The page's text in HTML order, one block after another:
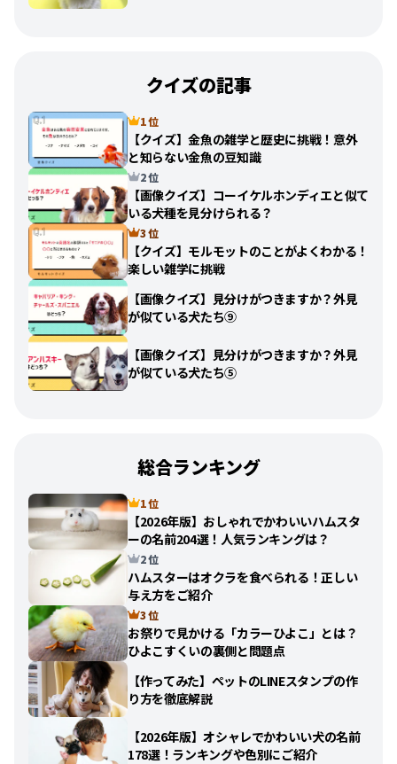
クイズの記事
1 位
【クイズ】金魚の雑学と歴史に挑戦！意外
と知らない金魚の豆知識
2 位
【画像クイズ】コーイケルホンディエと似て
いる犬種を見分けられる？
3 位
【クイズ】モルモットのことがよくわかる！
楽しい雑学に挑戦
【画像クイズ】見分けがつきますか？外見
が似ている犬たち⑨
【画像クイズ】見分けがつきますか？外見
が似ている犬たち⑤
総合ランキング
1 位
【2026年版】おしゃれでかわいいハムスタ
ーの名前204選！人気ランキングは？
2 位
ハムスターはオクラを食べられる！正しい
与え方をご紹介
3 位
お祭りで見かける「カラーひよこ」とは？
ひよこすくいの裏側と問題点
【作ってみた】ペットのLINEスタンプの作
り方を徹底解説
【2026年版】オシャレでかわいい犬の名前
178選！ランキングや色別にご紹介